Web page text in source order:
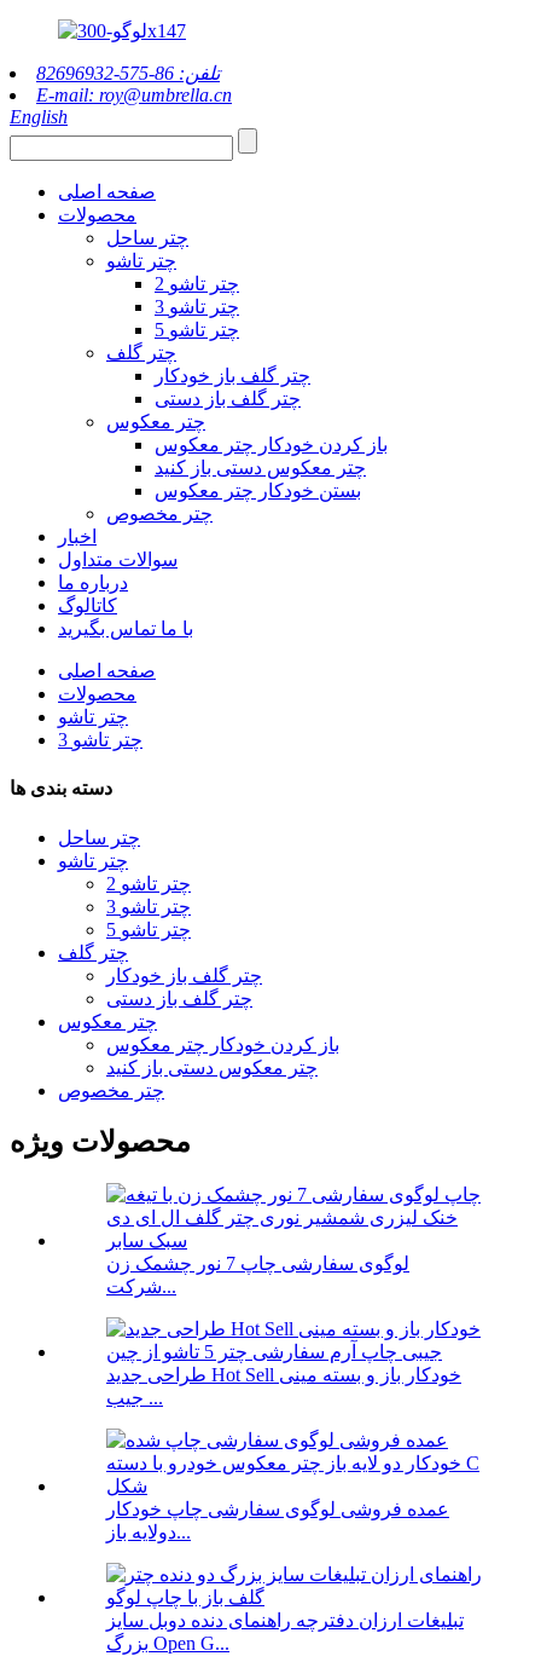
تلفن: 86-575-82696932
E-mail: roy@umbrella.cn
English
صفحه اصلی
محصولات
چتر ساحل
چتر تاشو
2 چتر تاشو
3 چتر تاشو
5 چتر تاشو
چتر گلف
چتر گلف باز خودکار
چتر گلف باز دستی
چتر معکوس
باز کردن خودکار چتر معکوس
چتر معکوس دستی باز کنید
بستن خودکار چتر معکوس
چتر مخصوص
اخبار
سوالات متداول
درباره ما
کاتالوگ
با ما تماس بگیرید
صفحه اصلی
محصولات
چتر تاشو
3 چتر تاشو
دسته بندی ها
چتر ساحل
چتر تاشو
2 چتر تاشو
3 چتر تاشو
5 چتر تاشو
چتر گلف
چتر گلف باز خودکار
چتر گلف باز دستی
چتر معکوس
باز کردن خودکار چتر معکوس
چتر معکوس دستی باز کنید
چتر مخصوص
محصولات ویژه
لوگوی سفارشی چاپ 7 نور چشمک زن
شرکت...
طراحی جدید Hot Sell خودکار باز و بسته مینی
جیب ...
عمده فروشی لوگوی سفارشی چاپ خودکار
دولایه باز...
تبلیغات ارزان دفترچه راهنمای دنده دوبل سایز
بزرگ Open G...